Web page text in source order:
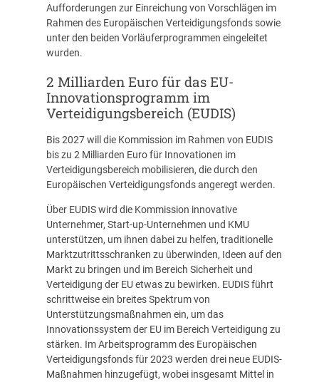
Aufforderungen zur Einreichung von Vorschlägen im
Rahmen des Europäischen Verteidigungsfonds sowie
unter den beiden Vorläuferprogrammen eingeleitet
wurden.
2 Milliarden Euro für das EU-
Innovationsprogramm im
Verteidigungsbereich (EUDIS)
Bis 2027 will die Kommission im Rahmen von EUDIS
bis zu 2 Milliarden Euro für Innovationen im
Verteidigungsbereich mobilisieren, die durch den
Europäischen Verteidigungsfonds angeregt werden.
Über EUDIS wird die Kommission innovative
Unternehmer, Start-up-Unternehmen und KMU
unterstützen, um ihnen dabei zu helfen, traditionelle
Marktzutrittsschranken zu überwinden, Ideen auf den
Markt zu bringen und im Bereich Sicherheit und
Verteidigung der EU etwas zu bewirken. EUDIS führt
schrittweise ein breites Spektrum von
Unterstützungsmaßnahmen ein, um das
Innovationssystem der EU im Bereich Verteidigung zu
stärken. Im Arbeitsprogramm des Europäischen
Verteidigungsfonds für 2023 werden drei neue EUDIS-
Maßnahmen hinzugefügt, wobei insgesamt Mittel in